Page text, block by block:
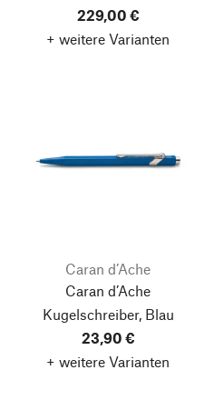
229,00 €
+ weitere Varianten
Caran d’Ache
Caran d’Ache
Kugelschreiber, Blau
23,90 €
+ weitere Varianten